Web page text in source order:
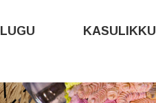
KASULIKKU